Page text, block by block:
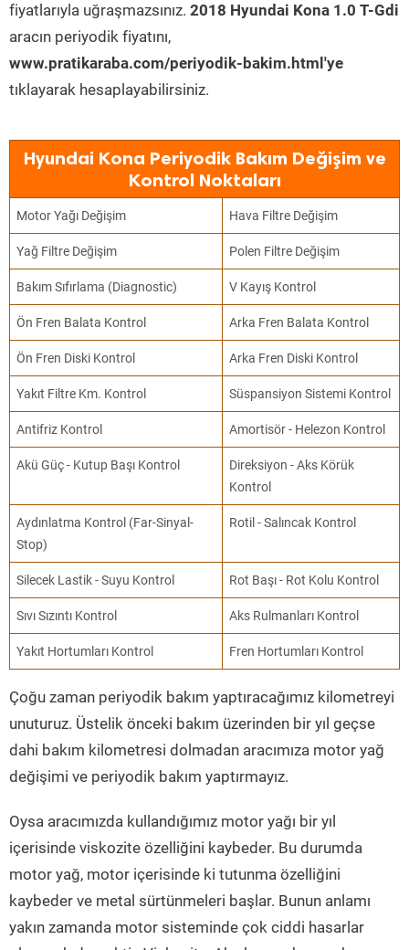
fiyatlarıyla uğraşmazsınız. 2018 Hyundai Kona 1.0 T-Gdi
aracın periyodik fiyatını,
www.pratikaraba.com/periyodik-bakim.html'ye
tıklayarak hesaplayabilirsiniz.
Hyundai Kona Periyodik Bakım Değişim ve
Kontrol Noktaları
Motor Yağı Değişim Hava Filtre Değişim
Yağ Filtre Değişim Polen Filtre Değişim
Bakım Sıfırlama (Diagnostic) V Kayış Kontrol
Ön Fren Balata Kontrol Arka Fren Balata Kontrol
Ön Fren Diski Kontrol Arka Fren Diski Kontrol
Yakıt Filtre Km. Kontrol Süspansiyon Sistemi Kontrol
Antifriz Kontrol Amortisör - Helezon Kontrol
Akü Güç - Kutup Başı Kontrol
Direksiyon - Aks Körük
Kontrol
Aydınlatma Kontrol (Far-Sinyal-
Stop)
Rotil - Salıncak Kontrol
Silecek Lastik - Suyu Kontrol Rot Başı - Rot Kolu Kontrol
Sıvı Sızıntı Kontrol Aks Rulmanları Kontrol
Yakıt Hortumları Kontrol Fren Hortumları Kontrol
Çoğu zaman periyodik bakım yaptıracağımız kilometreyi
unuturuz. Üstelik önceki bakım üzerinden bir yıl geçse
dahi bakım kilometresi dolmadan aracımıza motor yağ
değişimi ve periyodik bakım yaptırmayız.
Oysa aracımızda kullandığımız motor yağı bir yıl
içerisinde viskozite özelliğini kaybeder. Bu durumda
motor yağ, motor içerisinde ki tutunma özelliğini
kaybeder ve metal sürtünmeleri başlar. Bunun anlamı
yakın zamanda motor sisteminde çok ciddi hasarlar